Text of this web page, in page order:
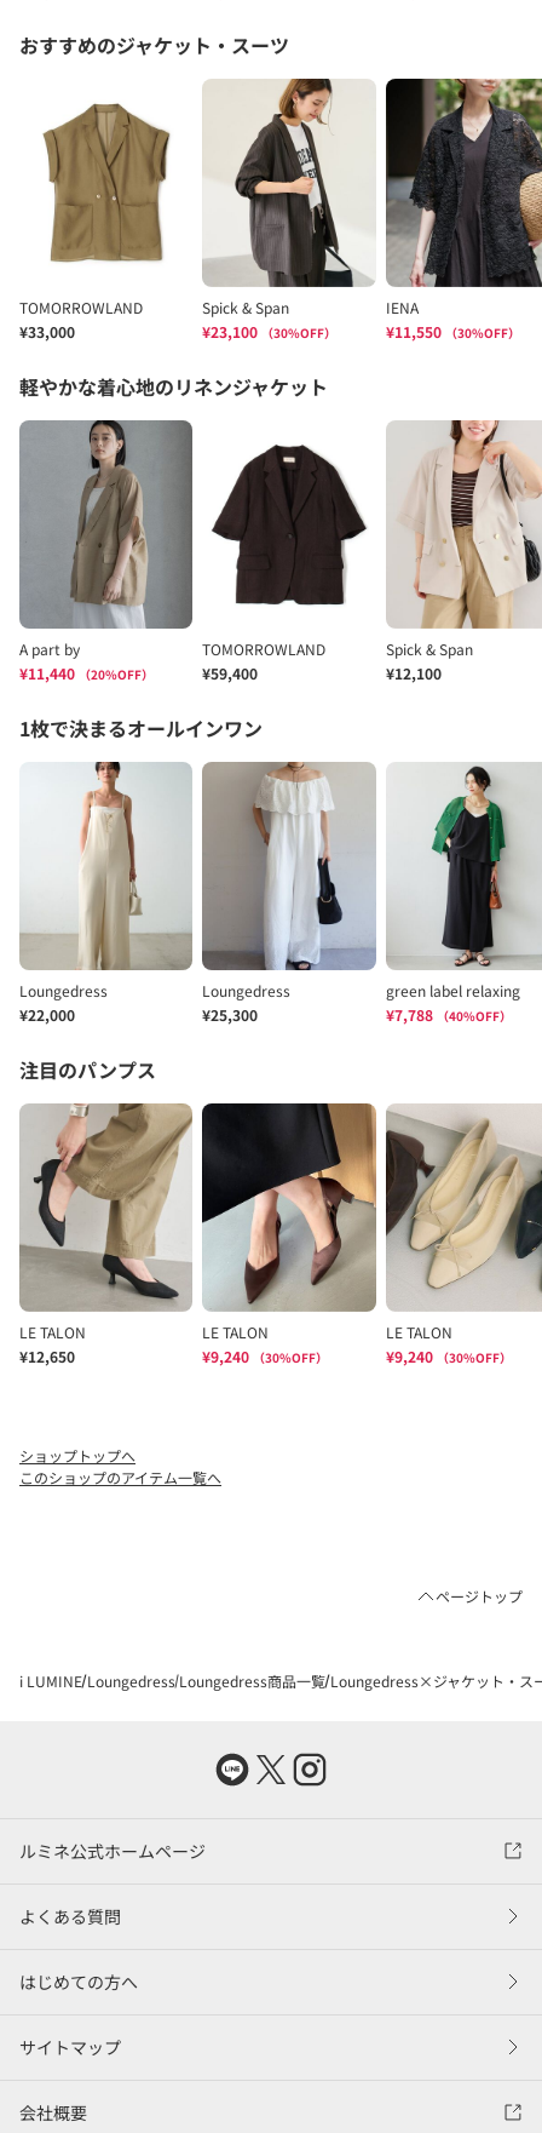
ショップトップへ
このショップのアイテム一覧へ
ページトップ
i LUMINE Loungedress Loungedress商品一覧 Loungedress×ジャケット・ス
ルミネ公式ホームページ
よくある質問
はじめての方へ
サイトマップ
会社概要